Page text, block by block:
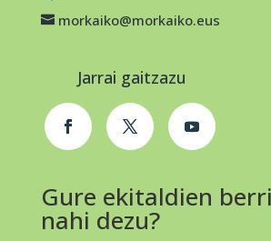
morkaiko@morkaiko.eus
Jarrai gaitzazu
Gure ekitaldien
nahi dezu?